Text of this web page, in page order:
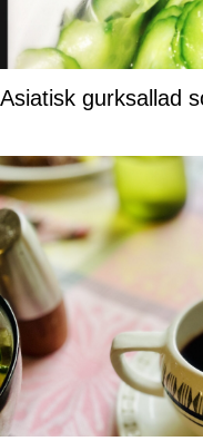
Asiatisk gurksallad